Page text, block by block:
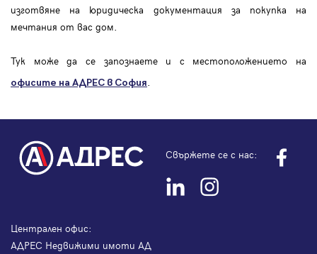
изготвяне на юридическа документация за покупка на
мечтания от вас дом.
Тук може да се запознаете и с местоположението на
офисите на АДРЕС в София
Свържете се с нас:
Централен офис:
АДРЕС Недвижими имоти АД